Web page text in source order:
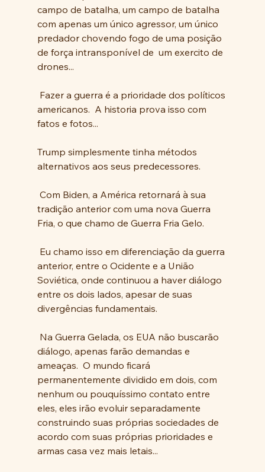
campo de batalha, um campo de batalha
com apenas um único agressor, um único
predador chovendo fogo de uma posição
de força intransponível de  um exercito de
drones...
americanos.  A historia prova isso com
fatos e fotos...
Trump simplesmente tinha métodos
alternativos aos seus predecessores.
tradição anterior com uma nova Guerra
Fria, o que chamo de Guerra Fria Gelo.
anterior, entre o Ocidente e a União
Soviética, onde continuou a haver diálogo
entre os dois lados, apesar de suas
divergências fundamentais.
diálogo, apenas farão demandas e
ameaças.  O mundo ficará
permanentemente dividido em dois, com
nenhum ou pouquíssimo contato entre
eles, eles irão evoluir separadamente
construindo suas próprias sociedades de
acordo com suas próprias prioridades e
armas casa vez mais letais...